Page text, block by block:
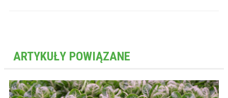
ARTYKUŁY POWIĄZANE